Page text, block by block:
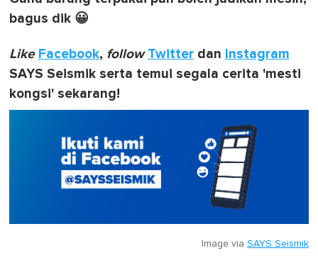
bagus dik 😀
Like Facebook, follow Twitter dan Instagram
SAYS Seismik serta temui segala cerita 'mesti
kongsi' sekarang!
Image via SAYS Seismik